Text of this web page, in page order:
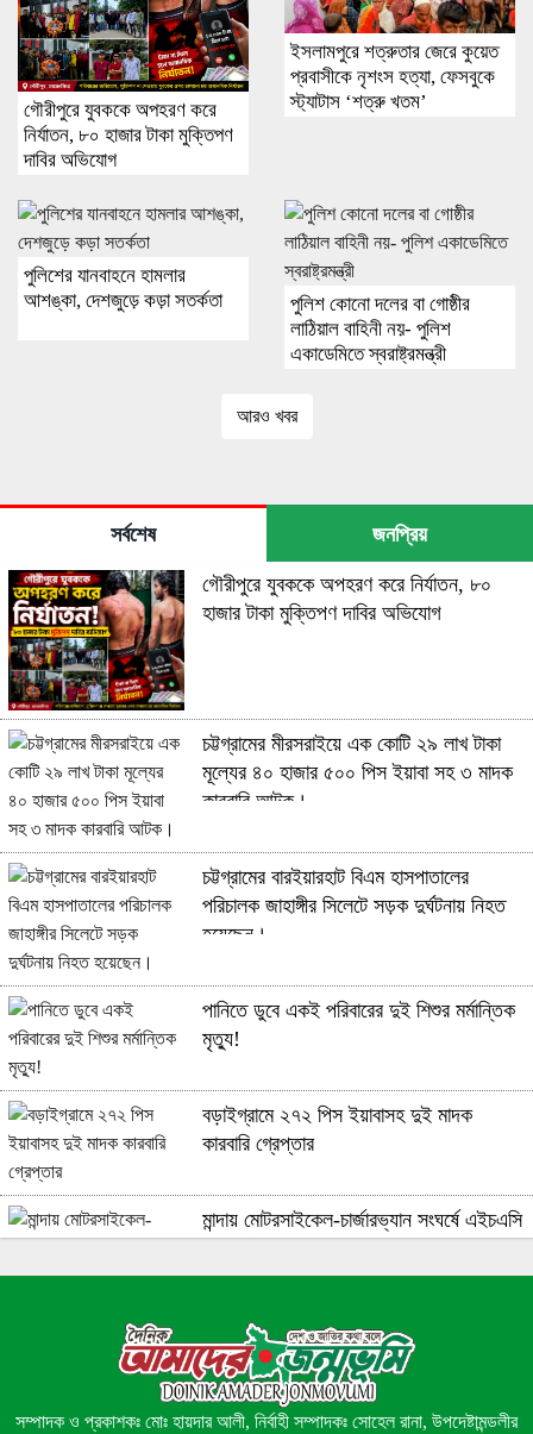
গৌরীপুরে যুবককে অপহরণ করে
নির্যাতন, ৮০ হাজার টাকা মুক্তিপণ
দাবির অভিযোগ
ইসলামপুরে শত্রুতার জেরে কুয়েত
প্রবাসীকে নৃশংস হত্যা, ফেসবুকে
স্ট্যাটাস ‘শত্রু খতম’
পুলিশের যানবাহনে হামলার
আশঙ্কা, দেশজুড়ে কড়া সতর্কতা
পুলিশ কোনো দলের বা গোষ্ঠীর
লাঠিয়াল বাহিনী নয়- পুলিশ
একাডেমিতে স্বরাষ্ট্রমন্ত্রী
আরও খবর
সর্বশেষ জনপ্রিয়
গৌরীপুরে যুবককে অপহরণ করে নির্যাতন, ৮০
হাজার টাকা মুক্তিপণ দাবির অভিযোগ
চট্টগ্রামের মীরসরাইয়ে এক কোটি ২৯ লাখ টাকা
মূল্যের ৪০ হাজার ৫০০ পিস ইয়াবা সহ ৩ মাদক
কারবারি আটক।
চট্টগ্রামের বারইয়ারহাট বিএম হাসপাতালের
পরিচালক জাহাঙ্গীর সিলেটে সড়ক দুর্ঘটনায় নিহত
হয়েছেন।
পানিতে ডুবে একই পরিবারের দুই শিশুর মর্মান্তিক
মৃত্যু!
বড়াইগ্রামে ২৭২ পিস ইয়াবাসহ দুই মাদক
কারবারি গ্রেপ্তার
মান্দায় মোটরসাইকেল-চার্জারভ্যান সংঘর্ষে এইচএসি
বালুবাহী ট্রাকে ১ কোটি ১৪ লাখ টাকার ভারতীয়
জিরা জব্দ, আটক ১!
রাজশাহীতে ‘আমাদের জন্মভূমি’ পত্রিকার সম্পাদক
সম্পাদক ও প্রকাশকঃ মোঃ হায়দার আলী, নির্বাহী সম্পাদকঃ সোহেল রানা, উপদেষ্টামন্ডলীর